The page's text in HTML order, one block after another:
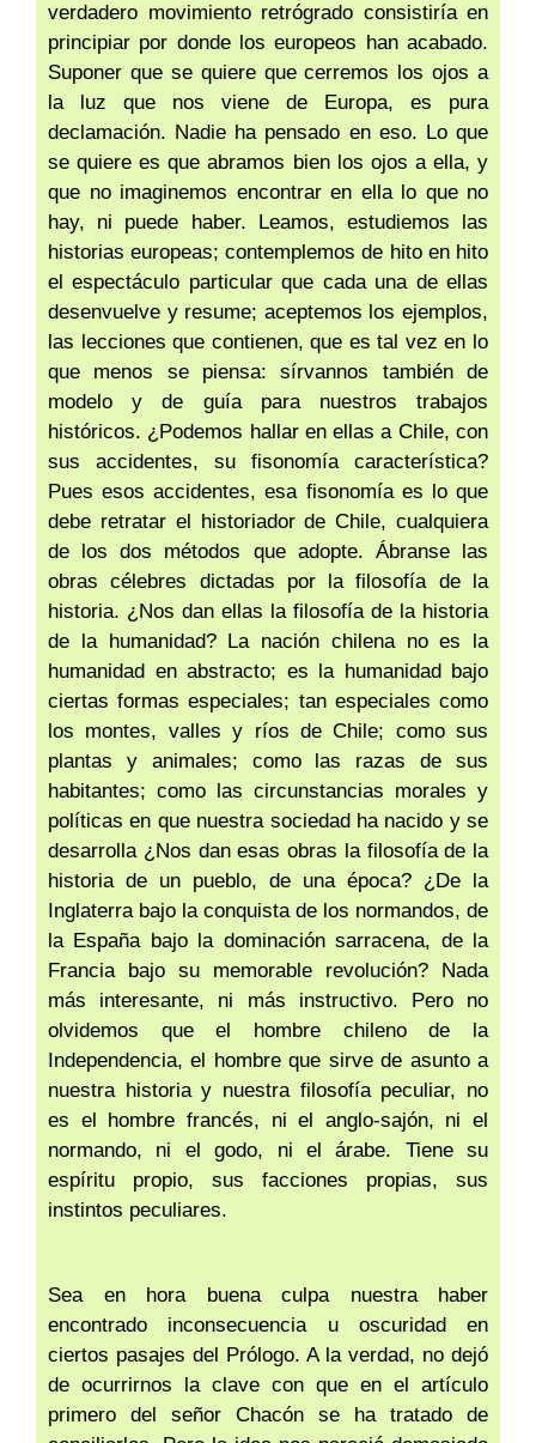
verdadero movimiento retrógrado consistiría en
principiar por donde los europeos han acabado.
Suponer que se quiere que cerremos los ojos a
la luz que nos viene de Europa, es pura
declamación. Nadie ha pensado en eso. Lo que
se quiere es que abramos bien los ojos a ella, y
que no imaginemos encontrar en ella lo que no
hay, ni puede haber. Leamos, estudiemos las
historias europeas; contemplemos de hito en hito
el espectáculo particular que cada una de ellas
desenvuelve y resume; aceptemos los ejemplos,
las lecciones que contienen, que es tal vez en lo
que menos se piensa: sírvannos también de
modelo y de guía para nuestros trabajos
históricos. ¿Podemos hallar en ellas a Chile, con
sus accidentes, su fisonomía característica?
Pues esos accidentes, esa fisonomía es lo que
debe retratar el historiador de Chile, cualquiera
de los dos métodos que adopte. Ábranse las
obras célebres dictadas por la filosofía de la
historia. ¿Nos dan ellas la filosofía de la historia
de la humanidad? La nación chilena no es la
humanidad en abstracto; es la humanidad bajo
ciertas formas especiales; tan especiales como
los montes, valles y ríos de Chile; como sus
plantas y animales; como las razas de sus
habitantes; como las circunstancias morales y
políticas en que nuestra sociedad ha nacido y se
desarrolla ¿Nos dan esas obras la filosofía de la
historia de un pueblo, de una época? ¿De la
Inglaterra bajo la conquista de los normandos, de
la España bajo la dominación sarracena, de la
Francia bajo su memorable revolución? Nada
más interesante, ni más instructivo. Pero no
olvidemos que el hombre chileno de la
Independencia, el hombre que sirve de asunto a
nuestra historia y nuestra filosofía peculiar, no
es el hombre francés, ni el anglo-sajón, ni el
normando, ni el godo, ni el árabe. Tiene su
espíritu propio, sus facciones propias, sus
instintos peculiares.
Sea en hora buena culpa nuestra haber
encontrado inconsecuencia u oscuridad en
ciertos pasajes del Prólogo. A la verdad, no dejó
de ocurrirnos la clave con que en el artículo
primero del señor Chacón se ha tratado de